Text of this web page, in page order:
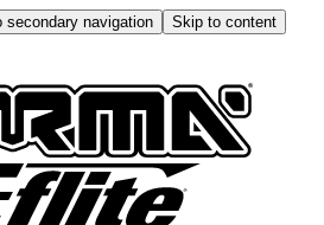
secondary navigation
Skip to content